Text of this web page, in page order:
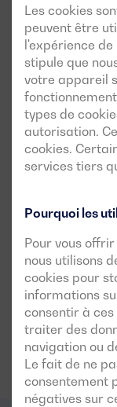
Les cookies
peuvent être
l'expérience
stipule que
votre appareil
types de
autorisation.
cookies.
services tiers
Pourquoi les
Pour vous
nous utilisons
cookies pour
informations
consentir à
traiter des
navigation ou
Le fait de ne
consentement
négatives sur